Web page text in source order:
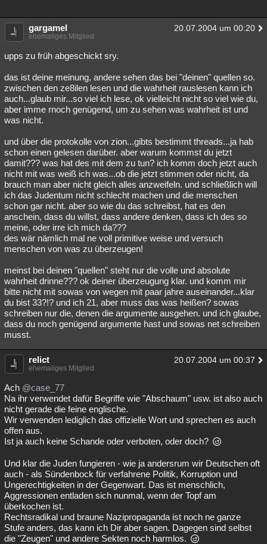
gargamel 20.07.2004 um 00:20
ehemaliges Mitglied
upps zu früh abgeschickt sry.
das ist deine meinung, andere sehen das bei "deinen" quellen so.
zwischen den ze8ilen lesen und die wahrheit rauslesen kann ich
auch...glaub mir...so viel ich lese, ok vielleicht nicht so viel wie du,
aber imme rnoch genügend, um zu sehen was wahrheit ist und
was nicht.
und über die protokolle von zion...gibts bestimmt threads...ja hab
schon einen gelesen darüber. aber warum kommst du jetzt
damit??? was hat des mit dem zu tun? ich komm doch jetzt auch
nicht mit was weiß ich was...ob die jetzt stimmen oder nicht, da
brauch man aber nicht gleich alles anzweifeln. und schließlich will
ich das Judentum nicht schlecht machen und die menschen
schon gar nicht. aber so wie du das schreibst, hat es den
anschein, dass du willst, dass andere denken, dass ich des so
meine, oder irre ich mich da???
des wär nämlich mal ne voll primitive weise und versuch
menschen von was zu überzeugen!
meinst bei deinen "quellen" steht nur die volle und absolute
wahrheit drinne??? ok deiner überzeugung klar. und komm mir
bitte nicht mit sowas von wegen mit paar jahre auseinander...klar
du bist 33?!? und ich 21, aber muss das was heißen? sowas
schreiben nur die, denen die argumente ausgehen. und ich glaube,
dass du noch genügend argumente hast und sowas net schreiben
musst.
relict 20.07.2004 um 00:37
ehemaliges Mitglied
Ach @case_77
Na ihr verwendet dafür Begriffe wie "Abschaum" usw. ist also auch
nicht gerade die feine englische.
Wir verwenden lediglich das offizielle Wort und sprechen es auch
offen aus.
Ist ja auch keine Schande oder verboten, oder doch?
Und klar die Juden fungieren - wie ja andersrum wir Deutschen oft
auch - als Sündenbock für verfahrene Politik, Korruption und
Ungerechtigkeiten in der Gegenwart. Das ist menschlich,
Aggressionen entladen sich nunmal, wenn der Topf am
überkochen ist.
Rechtsradikal und braune Nazipropaganda ist noch ne ganze
Stufe anders, das kann ich Dir aber sagen. Dagegen sind selbst
die "Zeugen" und andere Sekten noch harmlos.